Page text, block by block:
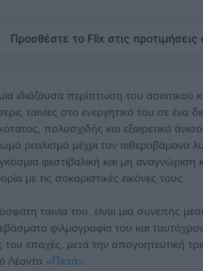
Προσθέστε το Flix στις
ιδιάζουσα περίπτωση του ασιατικού
ταινίες στο ενεργητικό του σε ένα
πολυσχιδής και εξαιρετικά
ρεαλισμό μέχρι τον αιθεροβάμονα
φεστιβαλική και μη αναγνώριση
με τις σοκαριστικές εικόνες τους.
ταινία του, είναι μια συνεπής
φιλμογραφία του και
του εποχές, μετά την απογοητευτική
Λέοντα «Πιετά»